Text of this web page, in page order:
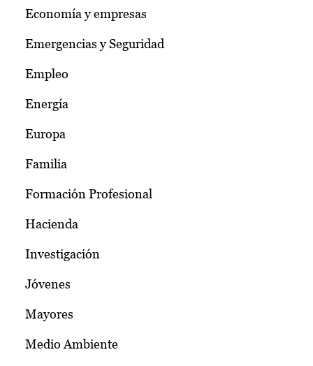
Economía y empresas
Emergencias y Seguridad
Empleo
Energía
Europa
Familia
Formación Profesional
Hacienda
Investigación
Jóvenes
Mayores
Medio Ambiente